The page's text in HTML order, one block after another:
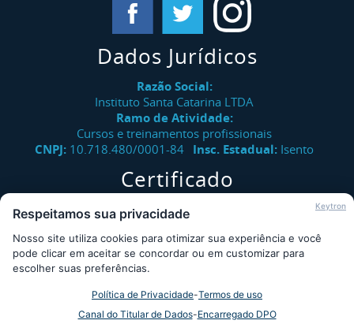
Dados Jurídicos
Razão Social:
Instituto Santa Catarina LTDA
Ramo de Atividade:
Cursos e treinamentos profissionais
CNPJ: 10.718.480/0001-84 Insc. Estadual: Isento
Certificado
Verifique a autenticidade de certificados emitidos pelo
Instituto Santa Catarina.
Consultar
Desde 2009 - Instituto Santa Catarina © - Todos os direitos
Keytron
Respeitamos sua privacidade
Nosso site utiliza cookies para otimizar sua experiência e você
pode clicar em aceitar se concordar ou em customizar para
escolher suas preferências.
Política de Privacidade-Termos de uso
Canal do Titular de Dados-Encarregado DPO